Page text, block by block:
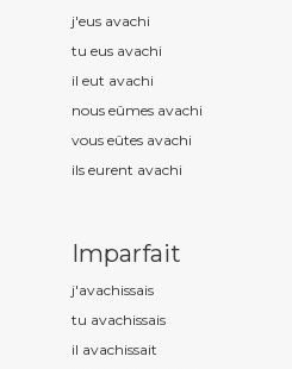
j'eus avachi
tu eus avachi
il eut avachi
nous eûmes avachi
vous eûtes avachi
ils eurent avachi
Imparfait
j'avachissais
tu avachissais
il avachissait